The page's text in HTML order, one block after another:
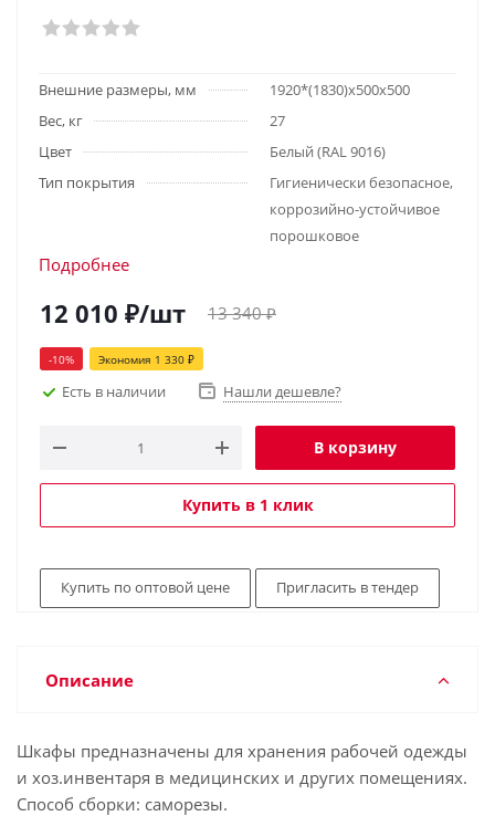
Внешние размеры, мм
1920*(1830)х500х500
Вес, кг
27
Цвет
Белый (RAL 9016)
Тип покрытия
Гигиенически безопасное,
коррозийно-устойчивое
порошковое
Подробнее
12 010 ₽/шт 13 340₽
-10% Экономия 1 330 ₽
Есть в наличии Нашли дешевле?
В корзину
Купить в 1 клик
Купить по оптовой цене Пригласить в тендер
Описание
Шкафы предназначены для хранения рабочей одежды
и хоз.инвентаря в медицинских и других помещениях.
Способ сборки: саморезы.